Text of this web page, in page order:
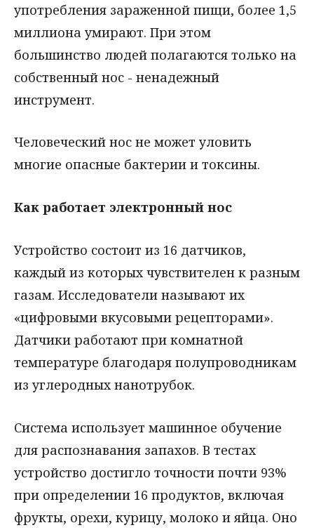
употребления зараженной пищи, более 1,5
миллиона умирают. При этом
большинство людей полагаются только на
собственный нос - ненадежный
инструмент.
Человеческий нос не может уловить
многие опасные бактерии и токсины.
Как работает электронный нос
Устройство состоит из 16 датчиков,
каждый из которых чувствителен к разным
газам. Исследователи называют их
«цифровыми вкусовыми рецепторами».
Датчики работают при комнатной
температуре благодаря полупроводникам
из углеродных нанотрубок.
Система использует машинное обучение
для распознавания запахов. В тестах
устройство достигло точности почти 93%
при определении 16 продуктов, включая
фрукты, орехи, курицу, молоко и яйца. Оно